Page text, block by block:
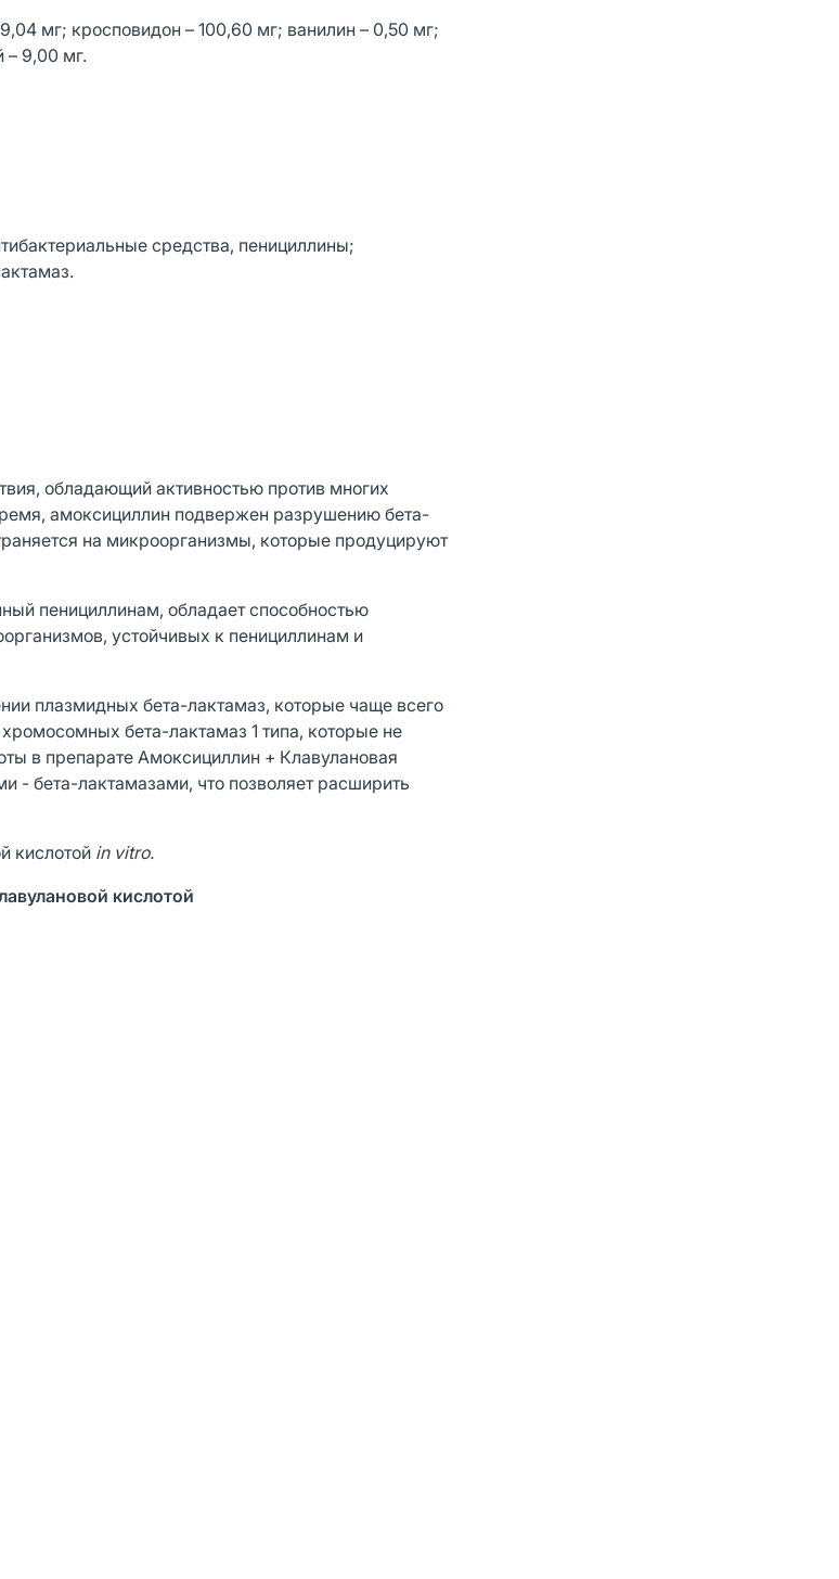
мг; кросповидон – 100,60 мг; ванилин – 0,50 мг;
– 9,00 мг.
средства, пенициллины;
обладающий активностью против многих
амоксициллин подвержен разрушению бета-
на микроорганизмы, которые продуцируют
пенициллинам, обладает способностью
устойчивых к пенициллинам и
плазмидных бета-лактамаз, которые чаще всего
бета-лактамаз 1 типа, которые не
в препарате Амоксициллин + Клавулановая
бета-лактамазами, что позволяет расширить
кислотой in vitro.
кислотой